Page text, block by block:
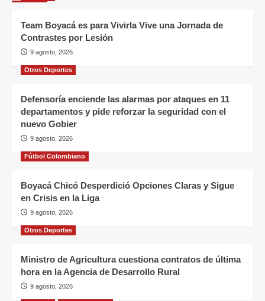
Team Boyacá es para Vivirla Vive una Jornada de
Contrastes por Lesión
9 agosto, 2026
Otros Deportes
Defensoría enciende las alarmas por ataques en 11
departamentos y pide reforzar la seguridad con el
nuevo Gobier
9 agosto, 2026
Fútbol Colombiano
Boyacá Chicó Desperdició Opciones Claras y Sigue
en Crisis en la Liga
9 agosto, 2026
Otros Deportes
Ministro de Agricultura cuestiona contratos de última
hora en la Agencia de Desarrollo Rural
9 agosto, 2026